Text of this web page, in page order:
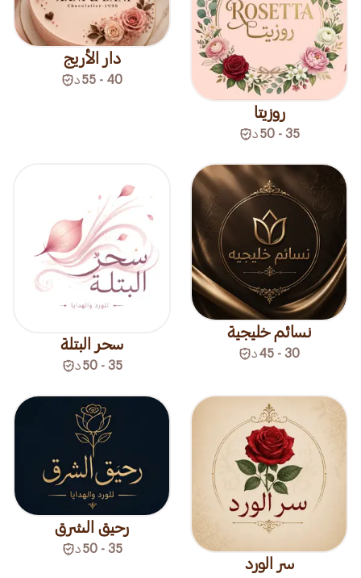
روزيتا
35 - 50 د
دار الأريج
40 - 55 د
نسائم خليجية
30 - 45 د
سحر البتلة
35 - 50 د
سر الورد
رحيق الشرق
35 - 50 د